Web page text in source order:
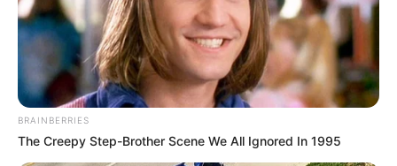
BRAINBERRIES
The Creepy Step-Brother Scene We All Ignored In 1995